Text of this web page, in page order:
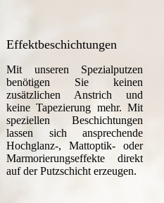
Effektbeschichtungen
Mit unseren Spezialputzen
benötigen Sie keinen
zusätzlichen Anstrich und
keine Tapezierung mehr. Mit
speziellen Beschichtungen
lassen sich ansprechende
Hochglanz-, Mattoptik- oder
Marmorierungseffekte direkt
auf der Putzschicht erzeugen.